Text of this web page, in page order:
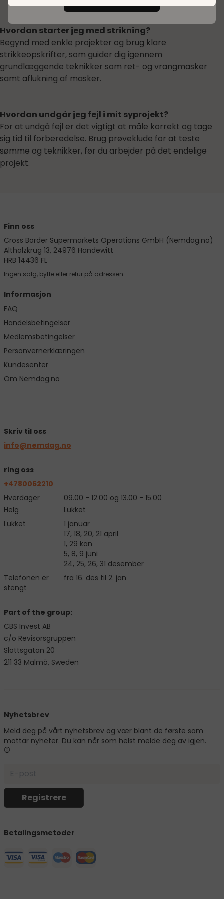
Hvordan starter jeg med strikning?
Begynd med enkle projekter og brug klare
strikkeopskrifter, som guider dig igennem
grundlæggende teknikker som ret- og vrangmasker
samt aflukning af masker.
Hvordan undgår jeg fejl i mit syprojekt?
For at undgå fejl er det vigtigt at måle korrekt og tage
sig tid til forberedelse. Brug prøveklude for at teste
sømme og teknikker, før du arbejder på det endelige
projekt.
Finn oss
Cross Border Supermarkets Operations GmbH (Nemdag.no)
Altholzkrug 13, 24976 Handewitt
HRB 14436 FL
Ingen salg, bytte eller retur på adressen
Informasjon
FAQ
Handelsbetingelser
Medlemsbetingelser
Personvernerklæringen
Kundesenter
Om Nemdag.no
Skriv til oss
info@nemdag.no
ring oss
+4780062210
Hverdager
09.00 - 12.00 og 13.00 - 15.00
Helg
Lukket
Lukket
Telefonen er
stengt
1 januar
17, 18, 20, 21 april
1, 29 kan
5, 8, 9 juni
24, 25, 26, 31 desember
fra 16. des til 2. jan
Part of the group:
CBS Invest AB
c/o Revisorsgruppen
Slottsgatan 20
211 33 Malmö, Sweden
Nyhetsbrev
Meld deg på vårt nyhetsbrev og vær blant de første som
mottar nyheter. Du kan når som helst melde deg av igjen.
Betalingsmetoder